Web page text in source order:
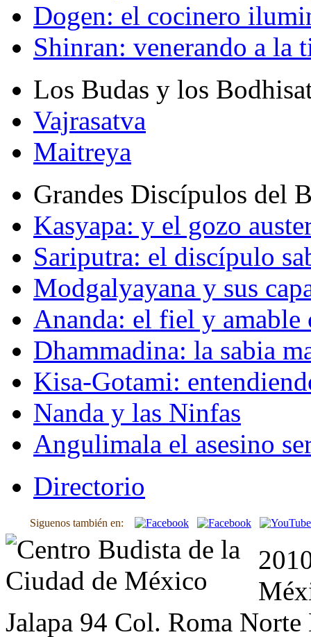
Dogen: el cocinero
Shinran: venerando a la
Los Budas y los
Vajrasatva
Maitreya
Grandes Discípulos del
Kasyapa: y el gozo
Sariputra: el discípulo
Modgalyayana y sus
Ananda: el fiel y amable
Dhammadina: la sabia
Kisa-Gotami:
Nanda y las Ninfas
Angulimala el asesino
Directorio
Siguenos también en:
Jalapa 94 Col. Roma